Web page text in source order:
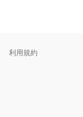
利用規約